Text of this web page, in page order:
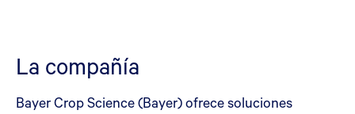
La compañía
Bayer Crop Science (Bayer) ofrece soluciones